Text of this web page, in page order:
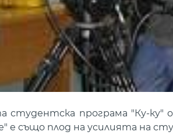
студентска програма "Ку-
е също плод на усилията на